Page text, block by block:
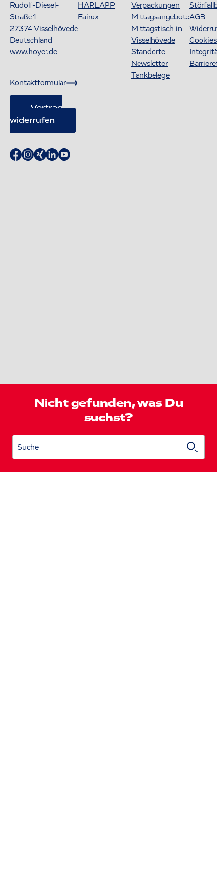
Rudolf-Diesel-
Straße 1
27374Visselhövede
Deutschland
www.hoyer.de
Kontaktformular
Vertrag
widerrufen
HARLAPP
Fairox
Verpackungen
Mittagsangebote
Mittagstisch in
Visselhövede
Standorte
Newsletter
Tankbelege
AGB
Cookies
Nicht gefunden, was Du
suchst?
Suche